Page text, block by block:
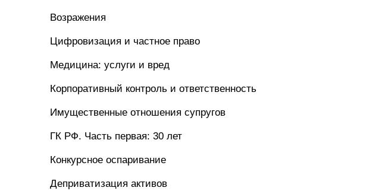
Возражения
Цифровизация и частное право
Медицина: услуги и вред
Корпоративный контроль и ответственность
Имущественные отношения супругов
ГК РФ. Часть первая: 30 лет
Конкурсное оспаривание
Деприватизация активов